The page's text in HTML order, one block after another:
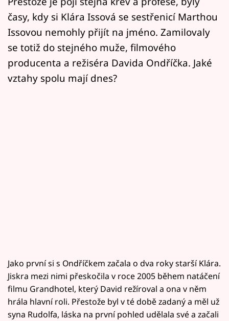
Sledujte nás
časy, kdy si Klára Issová se sestřenicí Marthou
Issovou nemohly přijít na jméno. Zamilovaly
se totiž do stejného muže, filmového
producenta a režiséra Davida Ondříčka. Jaké
vztahy spolu mají dnes?
Jako první si s Ondříčkem začala o dva roky starší Klára.
Jiskra mezi nimi přeskočila v roce 2005 během natáčení
filmu Grandhotel, který David režíroval a ona v něm
hrála hlavní roli. Přestože byl v té době zadaný a měl už
syna Rudolfa, láska na první pohled udělala své a začali